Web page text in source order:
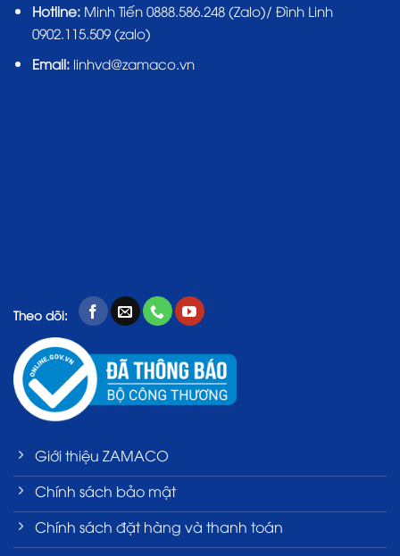
Hotline: Minh Tiến 0888.586.248 (Zalo)/ Đình Linh
0902.115.509 (zalo)
Email:linhvd@zamaco.vn
Theo dõi:
Giới thiệu ZAMACO
Chính sách bảo mật
Chính sách đặt hàng và thanh toán